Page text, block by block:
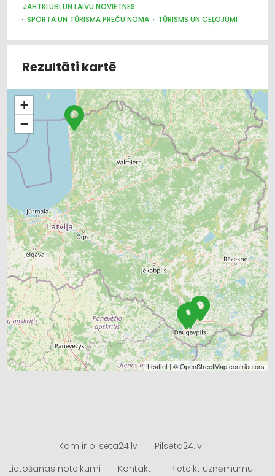
JAHTKLUBI UN LAIVU NOVIETNES
SPORTA UN TŪRISMA PREČU NOMA
TŪRISMS UN CEĻOJUMI
Rezultāti kartē
+
−
Leaflet | ©OpenStreetMapcontributors
Kam ir pilseta24.lv
Pilseta24.lv
Lietošanas noteikumi
Kontakti Pieteikt uzņēmumu